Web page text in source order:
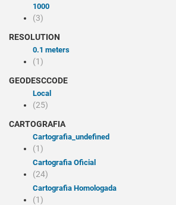
1000
(3)
RESOLUTION
0.1 meters
(1)
GEODESCCODE
Local
(25)
CARTOGRAFIA
cartografia_undefined
(1)
Cartografia Oficial
(24)
Cartografia Homologada
(1)